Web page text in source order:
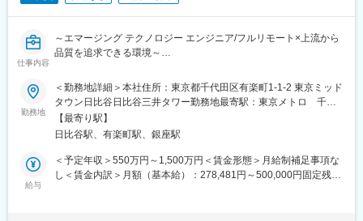
API連携エンジニア
・エマージングテクノロジーエンジニア
・プロジェクトマネージャー
◎業界系ITエンジニア
サイエンス等
■強み
企業戦略とテクノロジーの結び付きが深くなってきているため、
す。そのような目的を実現する EY のテクノロジーコンサルティ
ング・プロジェクトに参画しながら、お客様の変革を推進する、
仕事内容
～エマージング テクノロジー エンジニア/フルリモート×上流から
品質を追求できる環境～
●地方在住×リモート勤務が可能な環境です。
●構想からシステム化まで全工程の支援が可能です
●AI・ブロックチェーンなど最新技術を活用
●標準業務時間７時間・残業30時間程度という働き方が可能。質
を追求できる範囲で案件を取る為、残業過多でPJTが炎上するこ
とも基本的にありません。
●グローバルレベルで保有する成功事例を活用したならではのコン
勤務地
＜勤務地詳細＞本社住所：東京都千代田区有楽町1-1-2 東京ミッド
タウン日比谷日比谷三井タワー勤務地最寄駅：東京メトロ 千代
田線／日比谷駅受動喫煙対策：屋内全面禁煙変更の範囲：会社の
定める事業所（リモートワーク含む）
【最寄り駅】
日比谷駅、有楽町駅、銀座駅
給与
＜予定年収＞550万円～1,500万円＜賃金形態＞月給制補足事項な
し＜賃金内訳＞月額（基本給）：278,481円～500,000円固定残業